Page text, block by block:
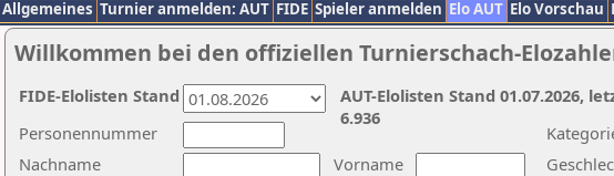
Allgemeines Turnier anmelden: AUT FIDE Spieler anmelden Elo AUT Elo Vorschau
Willkommen bei den offiziellen Turnierschach-
Nachname
Vorname
Personennummer
AUT-Elolisten Stand 01.07.2026,
6.936
FIDE-Elolisten Stand